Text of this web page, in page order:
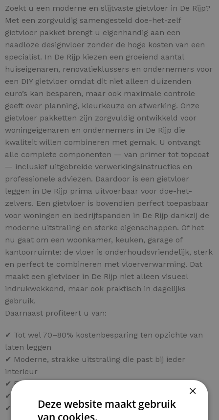
Zoekt u een moderne en slijtvaste gietvloer in De Rijp?
Met een zorgvuldig samengesteld doe-het-zelf
gietvloer pakket brengt u eigenhandig aan een
naadloze designvloer zonder de hoge kosten van een
specialist. In De Rijp kiezen een groeiend aantal
huiseigenaren, renovatieklussers en ondernemers voor
een DIY gietvloer omdat dit niet alleen duizenden
euro’s kan besparen, maar ook maximale controle
geeft over planning, kleurkeuze en afwerking. Onze
gietvloer pakketten zijn zorgvuldig ontwikkeld voor
woningeigenaren en ondernemers in De Rijp die
kwaliteit willen combineren met gemak. U ontvangt
alle complete componenten — van primer tot topcoat
— inclusief uitgebreide verwerkingsinstructies en
professionele adviezen. Daardoor is een gietvloer
leggen in De Rijp prima uitvoerbaar voor doe-het-
zelvers. Een gietvloer is bovendien perfect toepasbaar
voor woningen en bedrijfspanden in De Rijp dankzij de
moderne uitstraling en sterke eigenschappen. Of het
nu gaat om een woonkamer, keuken, garage of
kantoorruimte: de vloer is onderhoudsvriendelijk, sterk
en perfect te combineren met vloerverwarming. Dat
maakt een gietvloer in De Rijp niet alleen visueel
indrukwekkend, maar ook praktisch in dagelijks
gebruik.
Daarnaast profiteert u van:
✔ Tot wel 70–80% kostenbesparing ten opzichte van
laten leggen
✔ Moderne, strakke uitstraling die past bij ieder
interieur
✔ Eenvoudig onderhoud en lange levensduur
✔ Keuze uit diverse kleuren en afwerkingen
✔ Persoonlijk advies voor uw project in De Rijp
×
Deze website maakt gebruik
van cookies.